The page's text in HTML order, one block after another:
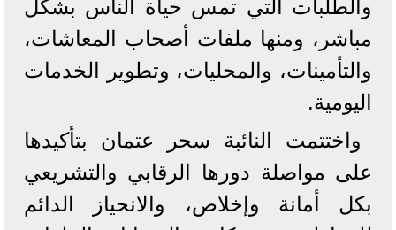
والطلبات التي تمس حياة الناس بشكل
مباشر، ومنها ملفات أصحاب المعاشات،
والتأمينات، والمحليات، وتطوير الخدمات
اليومية.
واختتمت النائبة سحر عتمان بتأكيدها
على مواصلة دورها الرقابي والتشريعي
بكل أمانة وإخلاص، والانحياز الدائم